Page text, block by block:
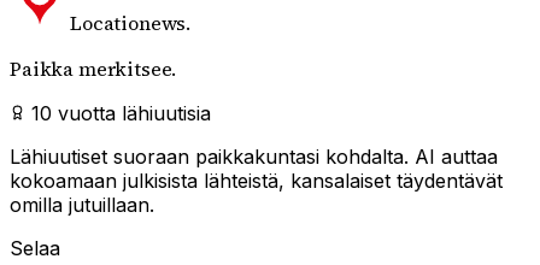
Locationews.
Paikka merkitsee.
10 vuotta lähiuutisia
Lähiuutiset suoraan paikkakuntasi kohdalta. AI auttaa
kokoamaan julkisista lähteistä, kansalaiset täydentävät
omilla jutuillaan.
Selaa